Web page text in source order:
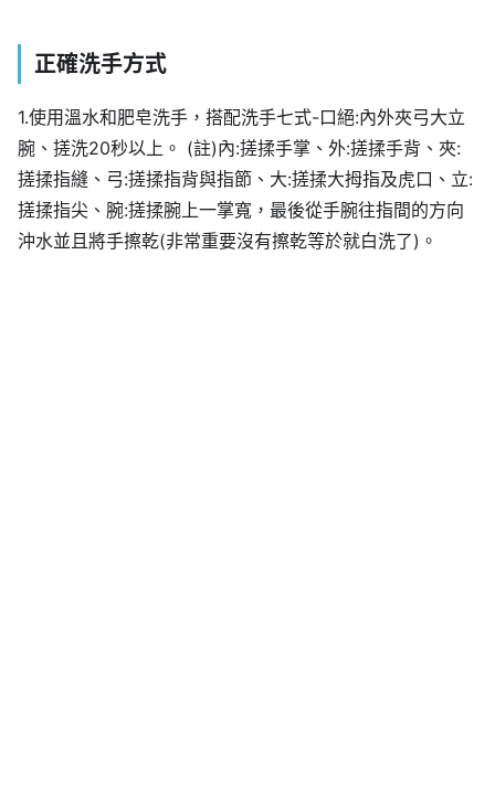
正確洗手方式
1.使用溫水和肥皂洗手，搭配洗手七式-口絕:內外夾弓大立
腕、搓洗20秒以上。 (註)內:搓揉手掌、外:搓揉手背、夾:
搓揉指縫、弓:搓揉指背與指節、大:搓揉大拇指及虎口、立:
搓揉指尖、腕:搓揉腕上一掌寬，最後從手腕往指間的方向
沖水並且將手擦乾(非常重要沒有擦乾等於就白洗了)。